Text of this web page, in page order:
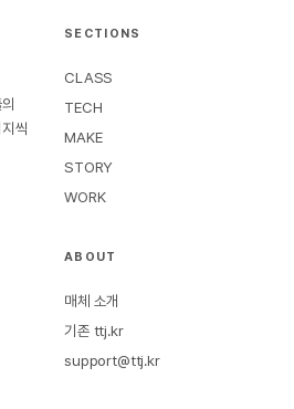
씩
SECTIONS
CLASS
TECH
MAKE
STORY
WORK
ABOUT
매체 소개
기존 ttj.kr
support@ttj.kr